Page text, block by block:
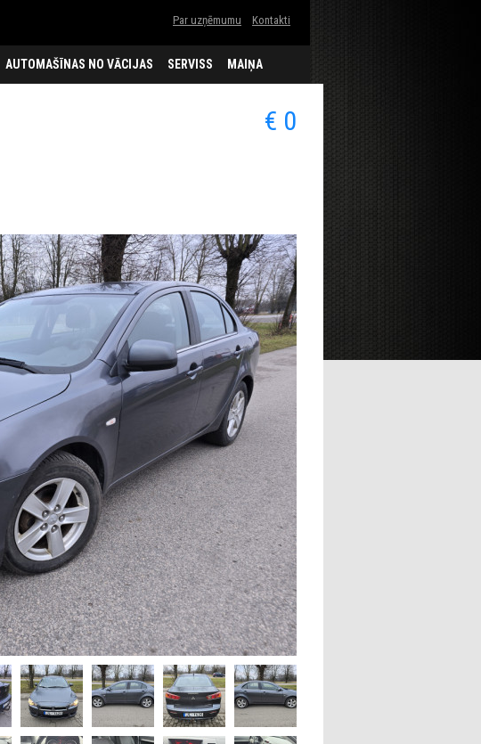
Par uzņēmumu Kontakti
AUTOMAŠĪNAS NO VĀCIJAS SERVISS MAIŅA
€ 0